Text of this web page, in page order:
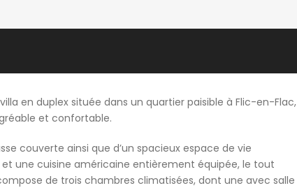
en duplex située dans un quartier paisible à Flic-en-Flac,
et confortable.
couverte ainsi que d’un spacieux espace de vie
une cuisine américaine entièrement équipée, le tout
de trois chambres climatisées, dont une avec salle